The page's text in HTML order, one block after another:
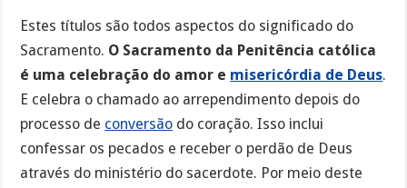
Estes títulos são todos aspectos do significado do
Sacramento. O Sacramento da Penitência católica
é uma celebração do amor e misericórdia de Deus.
E celebra o chamado ao arrependimento depois do
processo de conversão do coração. Isso inclui
confessar os pecados e receber o perdão de Deus
através do ministério do sacerdote. Por meio deste